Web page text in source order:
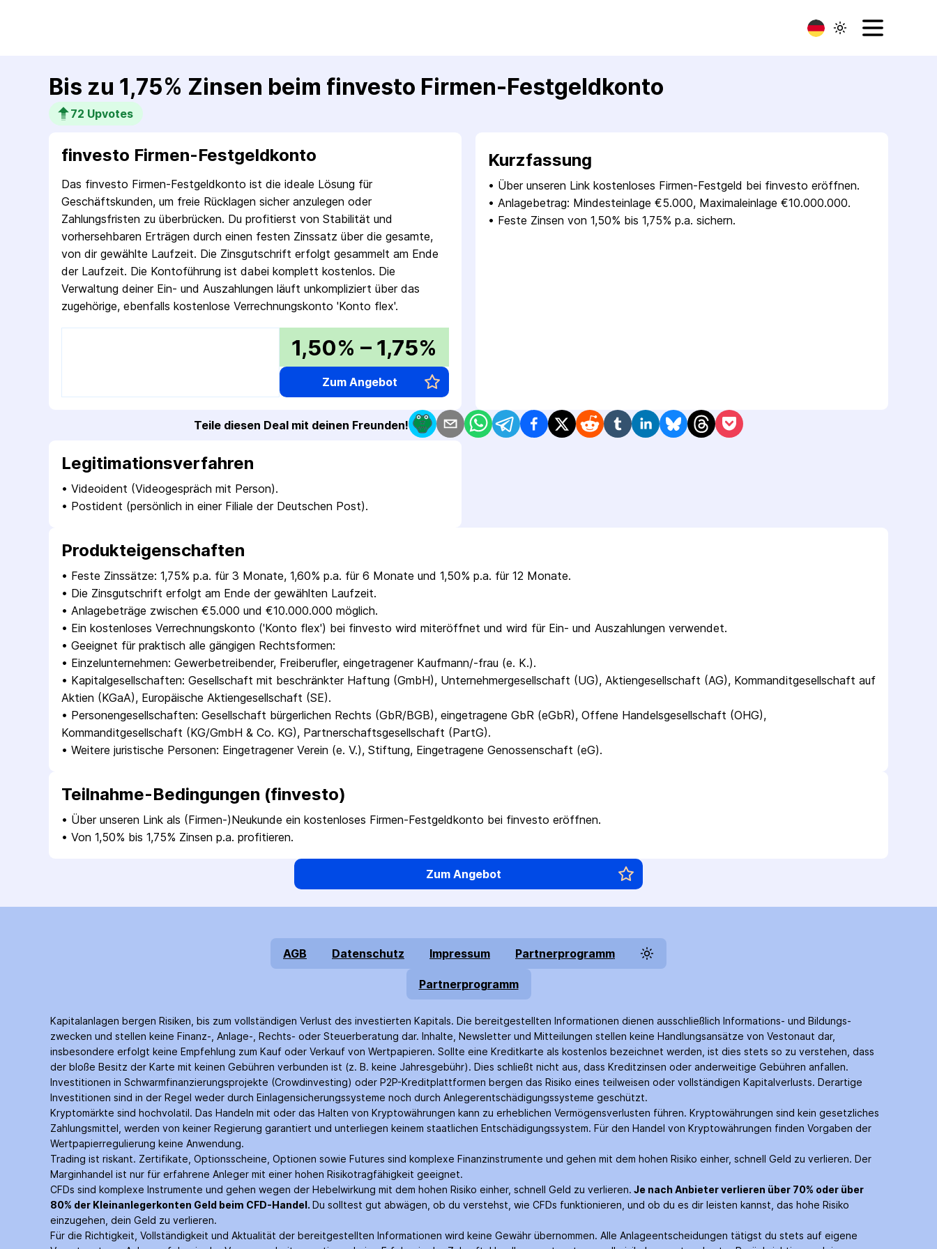
Bis zu 1,75% Zinsen beim finvesto Firmen-Festgeldkonto
72 Upvotes
finvesto Firmen-Festgeldkonto
Das finvesto Firmen-Festgeldkonto ist die ideale Lösung für
Geschäftskunden, um freie Rücklagen sicher anzulegen oder
Zahlungsfristen zu überbrücken. Du profitierst von Stabilität und
vorhersehbaren Erträgen durch einen festen Zinssatz über die gesamte,
von dir gewählte Laufzeit. Die Zinsgutschrift erfolgt gesammelt am Ende
der Laufzeit. Die Kontoführung ist dabei komplett kostenlos. Die
Verwaltung deiner Ein- und Auszahlungen läuft unkompliziert über das
zugehörige, ebenfalls kostenlose Verrechnungskonto 'Konto flex'.
1,50% – 1,75%
Zum Angebot
Kurzfassung
• Über unseren Link kostenloses Firmen-Festgeld bei finvesto eröffnen.
• Anlagebetrag: Mindesteinlage €5.000, Maximaleinlage €10.000.000.
• Feste Zinsen von 1,50% bis 1,75% p.a. sichern.
Teile diesen Deal mit deinen Freunden!
Legitimations­verfahren
• Videoident (Videogespräch mit Person).
• Postident (persönlich in einer Filiale der Deutschen Post).
Produkt­eigenschaften
• Feste Zinssätze: 1,75% p.a. für 3 Monate, 1,60% p.a. für 6 Monate und 1,50% p.a. für 12 Monate.
• Die Zinsgutschrift erfolgt am Ende der gewählten Laufzeit.
• Anlagebeträge zwischen €5.000 und €10.000.000 möglich.
• Ein kostenloses Verrechnungskonto ('Konto flex') bei finvesto wird miteröffnet und wird für Ein- und Auszahlungen verwendet.
• Geeignet für praktisch alle gängigen Rechtsformen:
• Einzelunternehmen: Gewerbetreibender, Freiberufler, eingetragener Kaufmann/-frau (e. K.).
• Kapitalgesellschaften: Gesellschaft mit beschränkter Haftung (GmbH), Unternehmergesellschaft (UG), Aktiengesellschaft (AG), Kommanditgesellschaft auf
Aktien (KGaA), Europäische Aktiengesellschaft (SE).
• Personengesellschaften: Gesellschaft bürgerlichen Rechts (GbR/BGB), eingetragene GbR (eGbR), Offene Handelsgesellschaft (OHG),
Kommanditgesellschaft (KG/GmbH & Co. KG), Partnerschaftsgesellschaft (PartG).
• Weitere juristische Personen: Eingetragener Verein (e. V.), Stiftung, Eingetragene Genossenschaft (eG).
Teilnahme-Bedingungen (finvesto)
• Über unseren Link als (Firmen-)Neukunde ein kostenloses Firmen-Festgeldkonto bei finvesto eröffnen.
• Von 1,50% bis 1,75% Zinsen p.a. profitieren.
Zum Angebot
AGB Datenschutz Impressum Partnerprogramm
Partnerprogramm
Kapitalanlagen bergen Risiken, bis zum voll­ständigen Verlust des investierten Kapitals. Die bereitgestellten Informationen dienen ausschließlich Informations- und Bildungs­
zwecken und stellen keine Finanz-, Anlage-, Rechts- oder Steuer­beratung dar. Inhalte, Newsletter und Mitteilungen stellen keine Handlungs­ansätze von Vestonaut dar,
insbesondere erfolgt keine Empfehlung zum Kauf oder Verkauf von Wertpapieren. Sollte eine Kreditkarte als kostenlos bezeichnet werden, ist dies stets so zu verstehen, dass
der bloße Besitz der Karte mit keinen Gebühren verbunden ist (z. B. keine Jahres­gebühr). Dies schließt nicht aus, dass Kredit­zinsen oder anderweitige Gebühren anfallen.
Investitionen in Schwarm­finanzierungs­projekte (Crowd­investing) oder P2P-Kredit­plattformen bergen das Risiko eines teilweisen oder vollständigen Kapitalverlusts. Derartige
Investitionen sind in der Regel weder durch Einlagen­sicherungs­systeme noch durch Anleger­entschädigungs­systeme geschützt.
Kryptomärkte sind hochvolatil. Das Handeln mit oder das Halten von Krypto­währungen kann zu erheblichen Vermögensverlusten führen. Krypto­währungen sind kein gesetzliches
Zahlungs­mittel, werden von keiner Regierung garantiert und unterliegen keinem staatlichen Entschädigungs­system. Für den Handel von Krypto­währungen finden Vorgaben der
Wertpapier­regulierung keine Anwendung.
Trading ist riskant. Zertifikate, Options­scheine, Optionen sowie Futures sind komplexe Finanz­instrumente und gehen mit dem hohen Risiko einher, schnell Geld zu verlieren. Der
Margin­handel ist nur für erfahrene Anleger mit einer hohen Risiko­tragfähigkeit geeignet.
CFDs sind komplexe Instrumente und gehen wegen der Hebelwirkung mit dem hohen Risiko einher, schnell Geld zu verlieren. Je nach Anbieter verlieren über 70% oder über
80% der Kleinanleger­konten Geld beim CFD-Handel. Du solltest gut abwägen, ob du verstehst, wie CFDs funktionieren, und ob du es dir leisten kannst, das hohe Risiko
einzugehen, dein Geld zu verlieren.
Für die Richtigkeit, Vollständigkeit und Aktualität der bereit­gestellten Informationen wird keine Gewähr über­nommen. Alle Anlage­entscheidungen tätigst du stets auf eigene